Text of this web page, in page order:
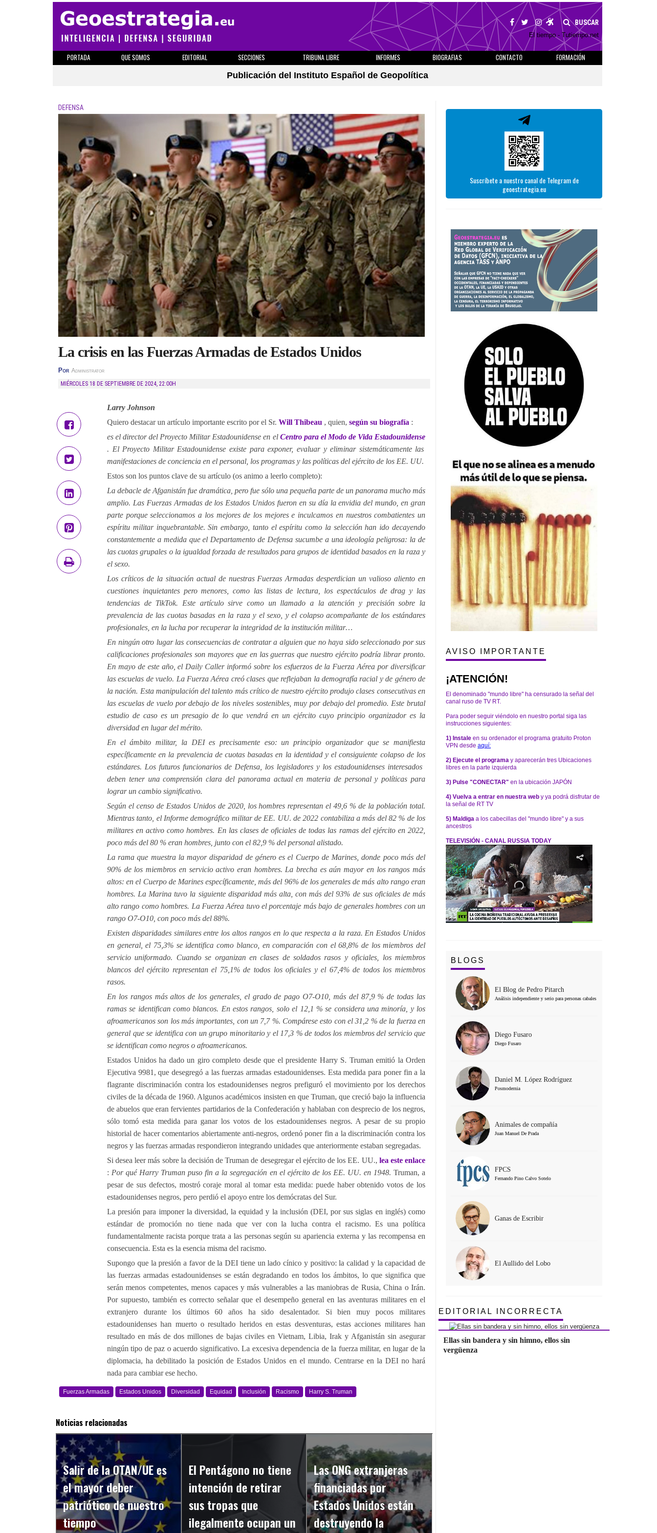
BUSCAR
El tiempo - Tutiempo.net
PORTADA QUE SOMOS EDITORIAL SECCIONES TRIBUNA LIBRE INFORMES BIOGRAFIAS CONTACTO
FORMACIÓN
Publicación del Instituto Español de Geopolítica
DEFENSA
La crisis en las Fuerzas Armadas de Estados Unidos
Por Administrator
MIÉRCOLES 18 DE SEPTIEMBRE DE 2024, 22:00H
Larry Johnson
Quiero destacar un artículo importante escrito por el Sr. Will Thibeau , quien, según su biografía :
es el director del Proyecto Militar Estadounidense en el Centro para el Modo de Vida Estadounidense
. El Proyecto Militar Estadounidense existe para exponer, evaluar y eliminar sistemáticamente las
manifestaciones de conciencia en el personal, los programas y las políticas del ejército de los EE. UU.
Estos son los puntos clave de su artículo (os animo a leerlo completo):
La debacle de Afganistán fue dramática, pero fue sólo una pequeña parte de un panorama mucho más
amplio. Las Fuerzas Armadas de los Estados Unidos fueron en su día la envidia del mundo, en gran
parte porque seleccionamos a los mejores de los mejores e inculcamos en nuestros combatientes un
espíritu militar inquebrantable. Sin embargo, tanto el espíritu como la selección han ido decayendo
constantemente a medida que el Departamento de Defensa sucumbe a una ideología peligrosa: la de
las cuotas grupales o la igualdad forzada de resultados para grupos de identidad basados ​​en la raza y
el sexo.
Los críticos de la situación actual de nuestras Fuerzas Armadas desperdician un valioso aliento en
cuestiones inquietantes pero menores, como las listas de lectura, los espectáculos de drag y las
tendencias de TikTok. Este artículo sirve como un llamado a la atención y precisión sobre la
prevalencia de las cuotas basadas en la raza y el sexo, y el colapso acompañante de los estándares
profesionales, en la lucha por recuperar la integridad de la institución militar…
En ningún otro lugar las consecuencias de contratar a alguien que no haya sido seleccionado por sus
calificaciones profesionales son mayores que en las guerras que nuestro ejército podría librar pronto.
En mayo de este año, el Daily Caller informó sobre los esfuerzos de la Fuerza Aérea por diversificar
las escuelas de vuelo. La Fuerza Aérea creó clases que reflejaban la demografía racial y de género de
la nación. Esta manipulación del talento más crítico de nuestro ejército produjo clases consecutivas en
las escuelas de vuelo por debajo de los niveles sostenibles, muy por debajo del promedio. Este brutal
estudio de caso es un presagio de lo que vendrá en un ejército cuyo principio organizador es la
diversidad en lugar del mérito.
En el ámbito militar, la DEI es precisamente eso: un principio organizador que se manifiesta
específicamente en la prevalencia de cuotas basadas en la identidad y el consiguiente colapso de los
estándares. Los futuros funcionarios de Defensa, los legisladores y los estadounidenses interesados ​​
deben tener una comprensión clara del panorama actual en materia de personal y políticas para
lograr un cambio significativo.
Según el censo de Estados Unidos de 2020, los hombres representan el 49,6 % de la población total.
Mientras tanto, el Informe demográfico militar de EE. UU. de 2022 contabiliza a más del 82 % de los
militares en activo como hombres. En las clases de oficiales de todas las ramas del ejército en 2022,
poco más del 80 % eran hombres, junto con el 82,9 % del personal alistado.
La rama que muestra la mayor disparidad de género es el Cuerpo de Marines, donde poco más del
90% de los miembros en servicio activo eran hombres. La brecha es aún mayor en los rangos más
altos: en el Cuerpo de Marines específicamente, más del 96% de los generales de más alto rango eran
hombres. La Marina tuvo la siguiente disparidad más alta, con más del 93% de sus oficiales de más
alto rango como hombres. La Fuerza Aérea tuvo el porcentaje más bajo de generales hombres con un
rango O7-O10, con poco más del 88%.
Existen disparidades similares entre los altos rangos en lo que respecta a la raza. En Estados Unidos
en general, el 75,3% se identifica como blanco, en comparación con el 68,8% de los miembros del
servicio uniformado. Cuando se organizan en clases de soldados rasos y oficiales, los miembros
blancos del ejército representan el 75,1% de todos los oficiales y el 67,4% de todos los miembros
rasos.
En los rangos más altos de los generales, el grado de pago O7-O10, más del 87,9 % de todas las
ramas se identifican como blancos. En estos rangos, solo el 12,1 % se considera una minoría, y los
afroamericanos son los más importantes, con un 7,7 %. Compárese esto con el 31,2 % de la fuerza en
general que se identifica con un grupo minoritario y el 17,3 % de todos los miembros del servicio que
se identifican como negros o afroamericanos.
Estados Unidos ha dado un giro completo desde que el presidente Harry S. Truman emitió la Orden
Ejecutiva 9981, que desegregó a las fuerzas armadas estadounidenses. Esta medida para poner fin a la
flagrante discriminación contra los estadounidenses negros prefiguró el movimiento por los derechos
civiles de la década de 1960. Algunos académicos insisten en que Truman, que creció bajo la influencia
de abuelos que eran fervientes partidarios de la Confederación y hablaban con desprecio de los negros,
sólo tomó esta medida para ganar los votos de los estadounidenses negros. A pesar de su propio
historial de hacer comentarios abiertamente anti-negros, ordenó poner fin a la discriminación contra los
negros y las fuerzas armadas respondieron integrando unidades que anteriormente estaban segregadas.
Si desea leer más sobre la decisión de Truman de desegregar el ejército de los EE. UU., lea este enlace
: Por qué Harry Truman puso fin a la segregación en el ejército de los EE. UU. en 1948. Truman, a
pesar de sus defectos, mostró coraje moral al tomar esta medida: puede haber obtenido votos de los
estadounidenses negros, pero perdió el apoyo entre los demócratas del Sur.
La presión para imponer la diversidad, la equidad y la inclusión (DEI, por sus siglas en inglés) como
estándar de promoción no tiene nada que ver con la lucha contra el racismo. Es una política
fundamentalmente racista porque trata a las personas según su apariencia externa y las recompensa en
consecuencia. Esta es la esencia misma del racismo.
Supongo que la presión a favor de la DEI tiene un lado cínico y positivo: la calidad y la capacidad de
las fuerzas armadas estadounidenses se están degradando en todos los ámbitos, lo que significa que
serán menos competentes, menos capaces y más vulnerables a las maniobras de Rusia, China o Irán.
Por supuesto, también es correcto señalar que el desempeño general en las aventuras militares en el
extranjero durante los últimos 60 años ha sido desalentador. Si bien muy pocos militares
estadounidenses han muerto o resultado heridos en estas desventuras, estas acciones militares han
resultado en más de dos millones de bajas civiles en Vietnam, Libia, Irak y Afganistán sin asegurar
ningún tipo de paz o acuerdo significativo. La excesiva dependencia de la fuerza militar, en lugar de la
diplomacia, ha debilitado la posición de Estados Unidos en el mundo. Centrarse en la DEI no hará
nada para cambiar ese hecho.
Fuerzas Armadas Estados Unidos Diversidad Equidad Inclusión Racismo Harry S. Truman
Noticias relacionadas
Salir de la OTAN/UE es
el mayor deber
patriótico de nuestro
tiempo
El Pentágono no tiene
intención de retirar
sus tropas que
ilegalmente ocupan un
Las ONG extranjeras
financiadas por
Estados Unidos están
destruyendo la
Suscríbete a nuestro canal de Telegram de
geoestrategia.eu
AVISO IMPORTANTE
¡ATENCIÓN!
El denominado "mundo libre" ha censurado la señal del
canal ruso de TV RT.
Para poder seguir viéndolo en nuestro portal siga las
instrucciones siguientes:
1) Instale en su ordenador el programa gratuito Proton
VPN desde aquí:
2) Ejecute el programa y aparecerán tres Ubicaciones
libres en la parte izquierda
3) Pulse "CONECTAR" en la ubicación JAPÓN
4) Vuelva a entrar en nuestra web y ya podrá disfrutar de
la señal de RT TV
5) Maldiga a los cabecillas del "mundo libre" y a sus
ancestros
TELEVISIÓN - CANAL RUSSIA TODAY
BLOGS
El Blog de Pedro Pitarch
Análisis independiente y serio para personas cabales
Diego Fusaro
Diego Fusaro
Daniel M. López Rodríguez
Posmodernia
Animales de compañía
Juan Manuel De Prada
FPCS
Fernando Pino Calvo Sotelo
Ganas de Escribir
El Aullido del Lobo
EDITORIAL INCORRECTA
Ellas sin bandera y sin himno, ellos sin
vergüenza